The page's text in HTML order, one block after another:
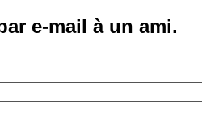
e-mail à un ami.